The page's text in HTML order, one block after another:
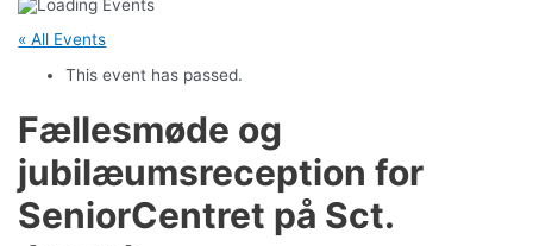
« All Events
This event has passed.
Fællesmøde og
jubilæumsreception for
SeniorCentret på Sct.